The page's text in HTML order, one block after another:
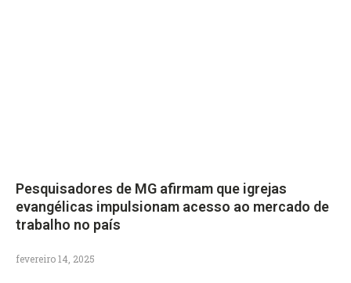
Pesquisadores de MG afirmam que igrejas
evangélicas impulsionam acesso ao mercado de
trabalho no país
fevereiro 14, 2025